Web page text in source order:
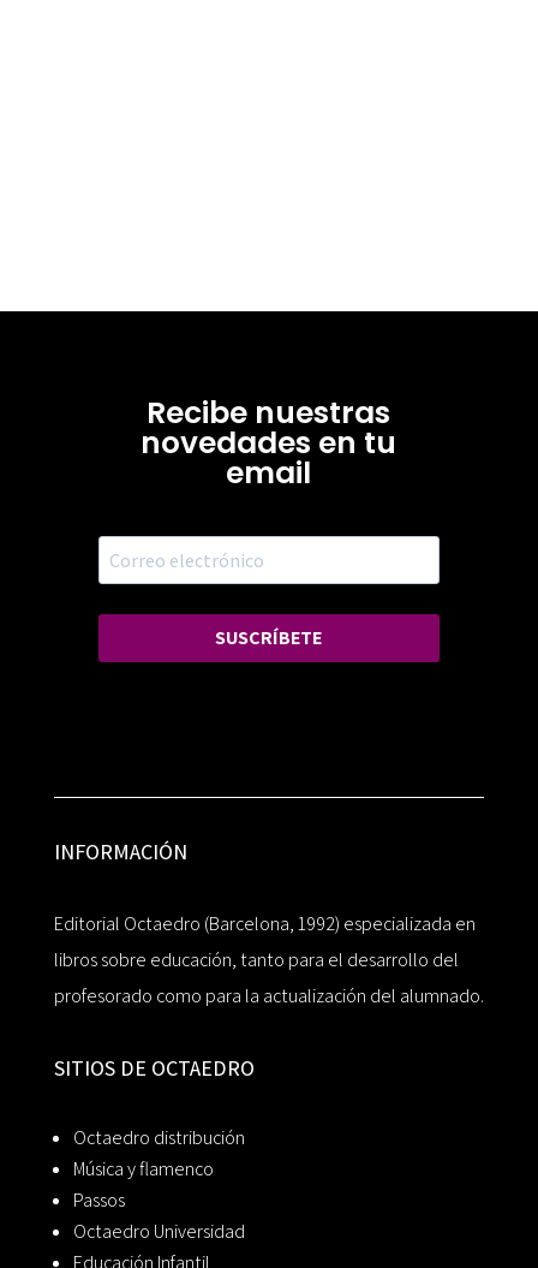
Recibe nuestras
novedades en tu
email
SUSCRÍBETE
INFORMACIÓN
Editorial Octaedro (Barcelona, 1992) especializada en
libros sobre educación, tanto para el desarrollo del
profesorado como para la actualización del alumnado.
SITIOS DE OCTAEDRO
Octaedro distribución
Música y flamenco
Passos
Octaedro Universidad
Educación Infantil